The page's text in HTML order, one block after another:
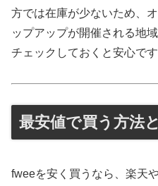
方では在庫が少ないため、
ップアップが開催される地
チェックしておくと安心です
最安値で買う方法
fweeを安く買うなら、楽天